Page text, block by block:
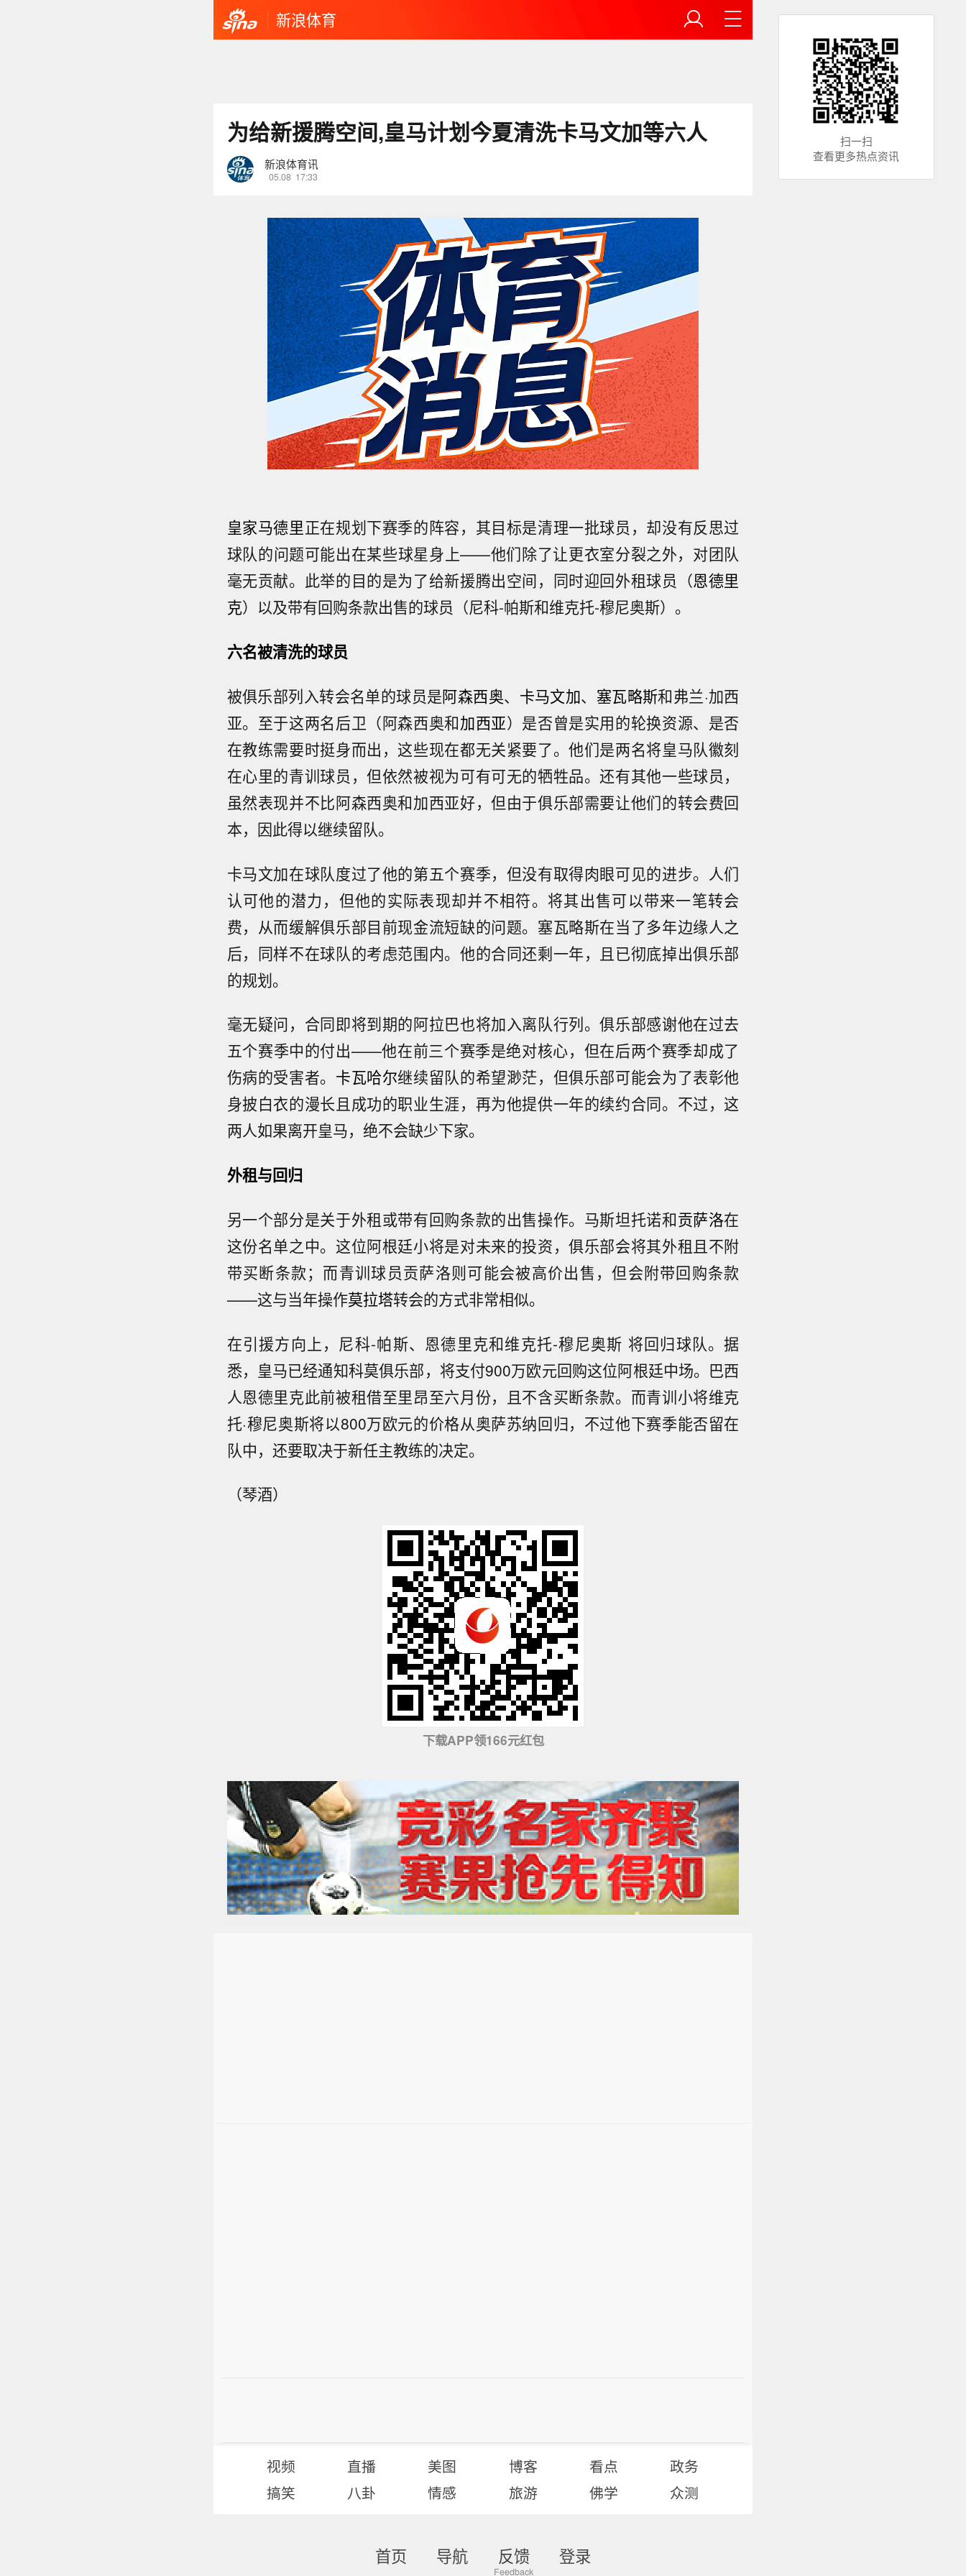
新浪体育
为给新援腾空间,皇马计划今夏清洗卡马文加等六人
新浪体育讯
05.08 17:33
皇家马德里正在规划下赛季的阵容，其目标是清理一批球员，却没有反思过
球队的问题可能出在某些球星身上——他们除了让更衣室分裂之外，对团队
毫无贡献。此举的目的是为了给新援腾出空间，同时迎回外租球员（恩德里
克）以及带有回购条款出售的球员（尼科-帕斯和维克托-穆尼奥斯）。
六名被清洗的球员
被俱乐部列入转会名单的球员是阿森西奥、 卡马文加、 塞瓦略斯和弗兰·加西
亚。至于这两名后卫（阿森西奥和加西亚）是否曾是实用的轮换资源、是否
在教练需要时挺身而出，这些现在都无关紧要了。他们是两名将皇马队徽刻
在心里的青训球员，但依然被视为可有可无的牺牲品。还有其他一些球员，
虽然表现并不比阿森西奥和加西亚好，但由于俱乐部需要让他们的转会费回
本，因此得以继续留队。
卡马文加在球队度过了他的第五个赛季，但没有取得肉眼可见的进步。人们
认可他的潜力，但他的实际表现却并不相符。将其出售可以带来一笔转会
费，从而缓解俱乐部目前现金流短缺的问题。塞瓦略斯在当了多年边缘人之
后，同样不在球队的考虑范围内。他的合同还剩一年，且已彻底掉出俱乐部
的规划。
毫无疑问，合同即将到期的阿拉巴也将加入离队行列。俱乐部感谢他在过去
五个赛季中的付出——他在前三个赛季是绝对核心，但在后两个赛季却成了
伤病的受害者。 卡瓦哈尔继续留队的希望渺茫，但俱乐部可能会为了表彰他
身披白衣的漫长且成功的职业生涯，再为他提供一年的续约合同。不过，这
两人如果离开皇马，绝不会缺少下家。
外租与回归
另一个部分是关于外租或带有回购条款的出售操作。马斯坦托诺和贡萨洛在
这份名单之中。这位阿根廷小将是对未来的投资，俱乐部会将其外租且不附
带买断条款；而青训球员贡萨洛则可能会被高价出售，但会附带回购条款
——这与当年操作莫拉塔转会的方式非常相似。
在引援方向上，尼科-帕斯、恩德里克和维克托-穆尼奥斯 将回归球队。据
悉，皇马已经通知科莫俱乐部，将支付900万欧元回购这位阿根廷中场。巴西
人恩德里克此前被租借至里昂至六月份，且不含买断条款。而青训小将维克
托·穆尼奥斯将以800万欧元的价格从奥萨苏纳回归，不过他下赛季能否留在
队中，还要取决于新任主教练的决定。
（琴酒）
下载APP领166元红包
视频 直播 美图 博客 看点
政务
搞笑
八卦 情感 旅游 佛学 众测
首页 导航 反馈 登录
扫一扫
查看更多热点资讯